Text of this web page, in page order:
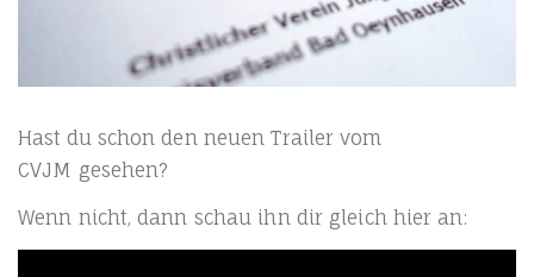
Hast du schon den neu­en Trai­ler vom
CVJM gesehen?
Wenn nicht, dann schau ihn dir gleich hier an: